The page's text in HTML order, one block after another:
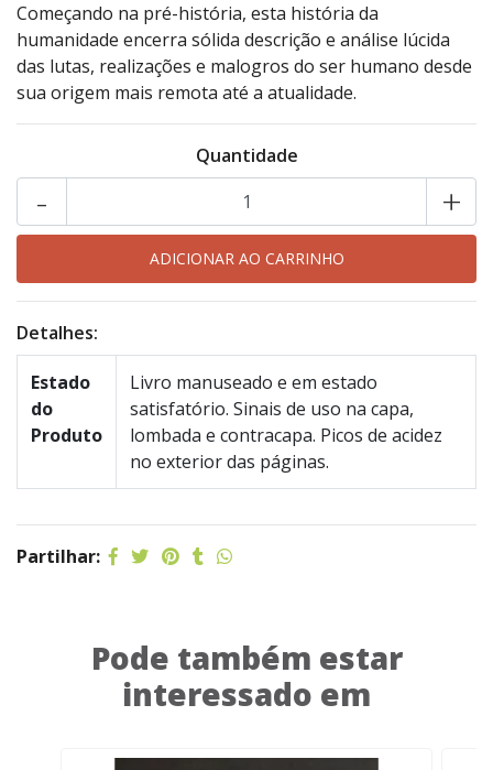
Começando na pré-história, esta história da
humanidade encerra sólida descrição e análise lúcida
das lutas, realizações e malogros do ser humano desde
sua origem mais remota até a atualidade.
Quantidade
+
-
Detalhes:
Estado
do
Produto
Livro manuseado e em estado
satisfatório. Sinais de uso na capa,
lombada e contracapa. Picos de acidez
no exterior das páginas.
Partilhar:
Pode também estar
interessado em